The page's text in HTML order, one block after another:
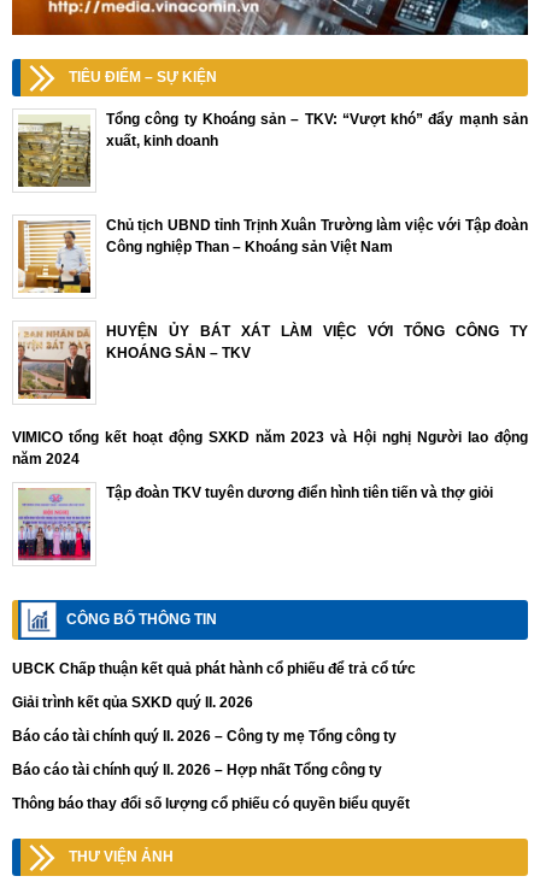
TIÊU ĐIỂM – SỰ KIỆN
Tổng công ty Khoáng sản – TKV: “Vượt khó” đẩy mạnh sản
xuất, kinh doanh
Chủ tịch UBND tỉnh Trịnh Xuân Trường làm việc với Tập đoàn
Công nghiệp Than – Khoáng sản Việt Nam
HUYỆN ỦY BÁT XÁT LÀM VIỆC VỚI TỔNG CÔNG TY
KHOÁNG SẢN – TKV
VIMICO tổng kết hoạt động SXKD năm 2023 và Hội nghị Người lao động
năm 2024
Tập đoàn TKV tuyên dương điển hình tiên tiến và thợ giỏi
CÔNG BỐ THÔNG TIN
UBCK Chấp thuận kết quả phát hành cổ phiếu để trả cổ tức
Giải trình kết qủa SXKD quý II. 2026
Báo cáo tài chính quý II. 2026 – Công ty mẹ Tổng công ty
Báo cáo tài chính quý II. 2026 – Hợp nhất Tổng công ty
Thông báo thay đổi số lượng cổ phiếu có quyền biểu quyết
THƯ VIỆN ẢNH